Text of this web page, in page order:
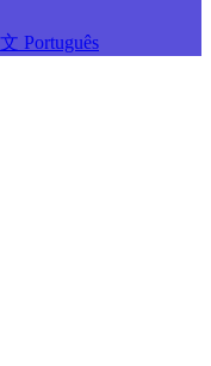
Português